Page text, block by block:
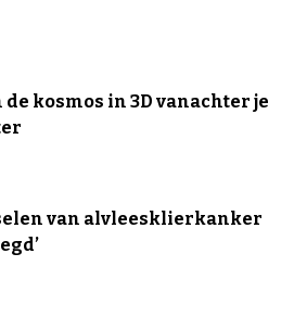
kosmos in 3D vanachter je
van alvleesklierkanker